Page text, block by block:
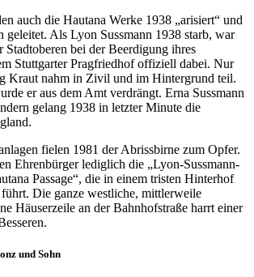
auch die Hautana Werke 1938 „arisiert“ und
geleitet. Als Lyon Sussmann 1938 starb, war
bei der Beerdigung ihres
Stuttgarter Pragfriedhof offiziell dabei. Nur
Kraut nahm in Zivil und im Hintergrund teil.
er aus dem Amt verdrängt. Erna Sussmann
gelang 1938 in letzter Minute die
fielen 1981 der Abrissbirne zum Opfer.
Ehrenbürger lediglich die „Lyon-Sussmann-
Passage“, die in einem tristen Hinterhof
Die ganze westliche, mittlerweile
Häuserzeile an der Bahnhofstraße harrt einer
und Sohn